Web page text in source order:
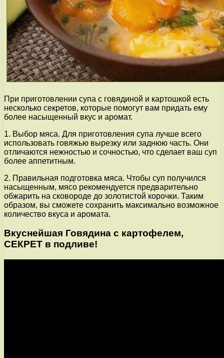
При приготовлении супа с говядиной и картошкой есть
несколько секретов, которые помогут вам придать ему
более насыщенный вкус и аромат.
1. Выбор мяса. Для приготовления супа лучше всего
использовать говяжью вырезку или заднюю часть. Они
отличаются нежностью и сочностью, что сделает ваш суп
более аппетитным.
2. Правильная подготовка мяса. Чтобы суп получился
насыщенным, мясо рекомендуется предварительно
обжарить на сковороде до золотистой корочки. Таким
образом, вы сможете сохранить максимально возможное
количество вкуса и аромата.
Вкуснейшая Говядина с картофелем,
СЕКРЕТ в подливе!